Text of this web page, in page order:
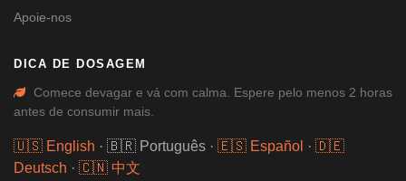
Apoie-nos
DICA DE DOSAGEM
Comece devagar e vá com calma. Espere pelo menos 2 horas
antes de consumir mais.
🇺🇸 English · 🇧🇷 Português · 🇪🇸 Español · 🇩🇪
Deutsch · 🇨🇳 中文